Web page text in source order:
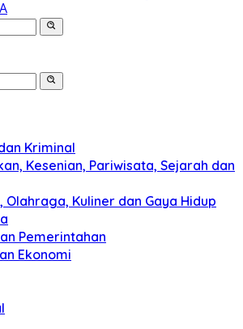
Kriminal
Kesenian, Pariwisata, Sejarah dan
Olahraga, Kuliner dan Gaya Hidup
Pemerintahan
Ekonomi